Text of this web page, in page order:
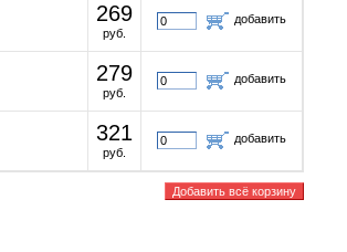
269
руб.
добавить
279
руб.
добавить
321
руб.
добавить